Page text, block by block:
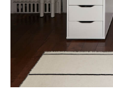
OpensOpens
to
Linkedin
Opens
to